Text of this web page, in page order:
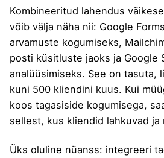
Kombineeritud lahendus
võib välja näha nii: Google
arvamuste kogumiseks,
posti küsitluste jaoks ja Google
analüüsimiseks. See on tasuta,
kuni 500 kliendini kuus. Kui
koos tagasiside kogumisega,
sellest, kus kliendid lahkuvad ja
Üks oluline nüanss: integreeri